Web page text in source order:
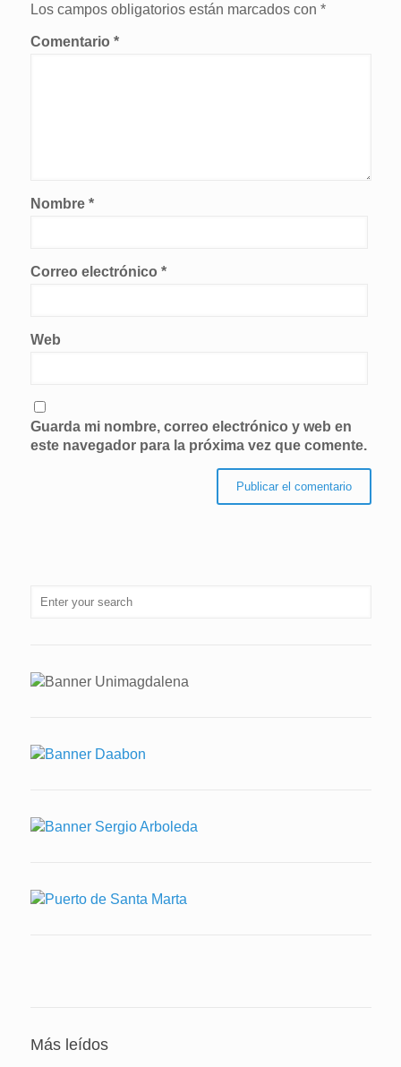
Los campos obligatorios están marcados con *
Comentario *
Nombre *
Correo electrónico *
Web
Guarda mi nombre, correo electrónico y web en
este navegador para la próxima vez que comente.
Más leídos